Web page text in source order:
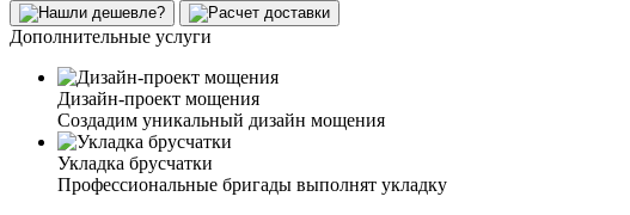
Дополнительные услуги
Дизайн-проект мощения
Создадим уникальный дизайн мощения
Укладка брусчатки
Профессиональные бригады выполнят укладку